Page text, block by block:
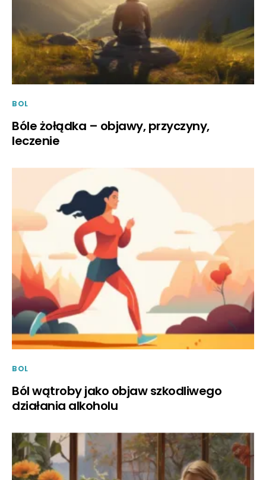
BOL
Bóle żołądka – objawy, przyczyny,
leczenie
BOL
Ból wątroby jako objaw szkodliwego
działania alkoholu